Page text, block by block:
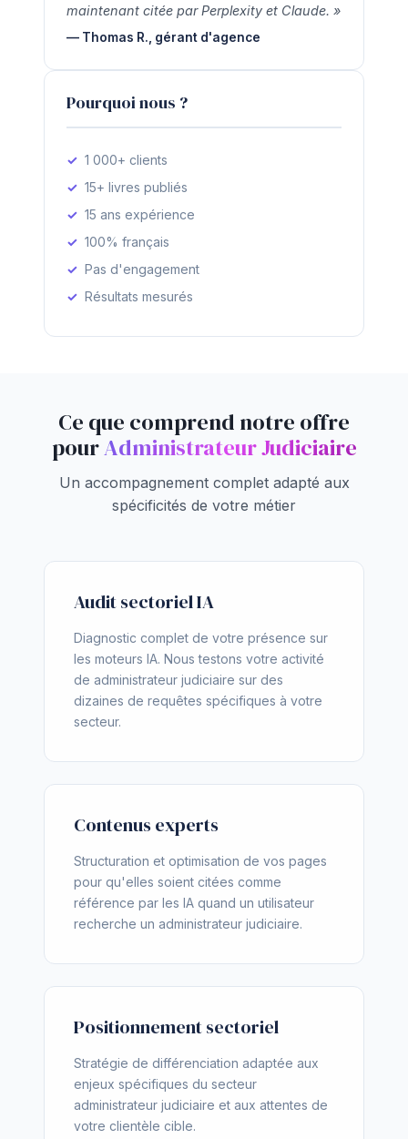
maintenant citée par Perplexity et Claude. »
— Thomas R., gérant d'agence
Pourquoi nous ?
1 000+ clients
15+ livres publiés
15 ans expérience
100% français
Pas d'engagement
Résultats mesurés
Ce que comprend notre offre
pourAdministrateur Judiciaire
Un accompagnement complet adapté aux
spécificités de votre métier
Audit sectoriel IA
Diagnostic complet de votre présence sur
les moteurs IA. Nous testons votre activité
de administrateur judiciaire sur des
dizaines de requêtes spécifiques à votre
secteur.
Contenus experts
Structuration et optimisation de vos pages
pour qu'elles soient citées comme
référence par les IA quand un utilisateur
recherche un administrateur judiciaire.
Positionnement sectoriel
Stratégie de différenciation adaptée aux
enjeux spécifiques du secteur
administrateur judiciaire et aux attentes de
votre clientèle cible.